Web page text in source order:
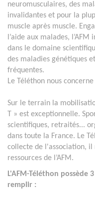
neuromusculaires, des
invalidantes et pour la
muscle après muscle.
l’aide aux malades,
dans le domaine
des maladies génétiques
fréquentes.
Le Téléthon nous
Sur le terrain la
T » est exceptionnelle.
scientifiques, retraités...
dans toute la France. Le
collecte de l'association, il
ressources de l’AFM.
L'AFM-Téléthon possède
remplir :